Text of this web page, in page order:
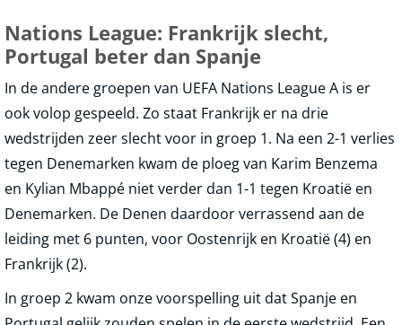
Nations League: Frankrijk slecht,
Portugal beter dan Spanje
In de andere groepen van UEFA Nations League A is er
ook volop gespeeld. Zo staat Frankrijk er na drie
wedstrijden zeer slecht voor in groep 1. Na een 2-1 verlies
tegen Denemarken kwam de ploeg van Karim Benzema
en Kylian Mbappé niet verder dan 1-1 tegen Kroatië en
Denemarken. De Denen daardoor verrassend aan de
leiding met 6 punten, voor Oostenrijk en Kroatië (4) en
Frankrijk (2).
In groep 2 kwam onze voorspelling uit dat Spanje en